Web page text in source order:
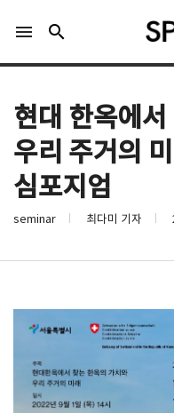
LOGIN
menu search
현대 한옥에
우리 주거의
심포지엄
seminar 최다미 기자